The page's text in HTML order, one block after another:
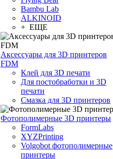
Bambu Lab
ALKINOID
+ ЕЩЕ
Аксессуары для 3D принтеров
FDM
Клей для 3D печати
Для постобработки и 3D
печати
Смазка для 3D принтеров
Фотополимерные 3D принтеры
FormLabs
XYZPrinting
Volgobot фотополимерные
принтеры